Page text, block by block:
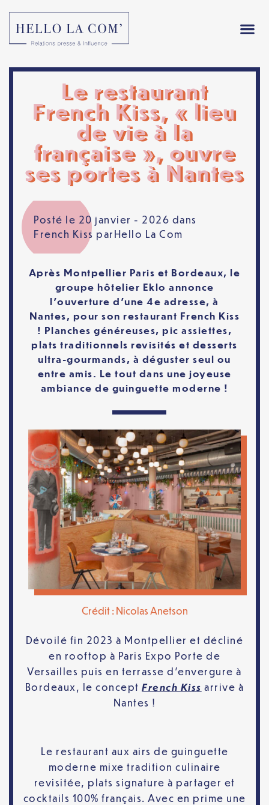
Le restaurant
French Kiss, « lieu
de vie à la
française », ouvre
ses portes à Nantes
Posté le 20 janvier - 2026 dans
French Kiss parHello La Com
Après Montpellier Paris et Bordeaux, le
groupe hôtelier Eklo annonce
l’ouverture d’une 4e adresse, à
Nantes, pour son restaurant French Kiss
! Planches généreuses, pic assiettes,
plats traditionnels revisités et desserts
ultra-gourmands, à déguster seul ou
entre amis. Le tout dans une joyeuse
ambiance de guinguette moderne !
Crédit : Nicolas Anetson
Dévoilé fin 2023 à Montpellier et décliné
en rooftop à Paris Expo Porte de
Versailles puis en terrasse d’envergure à
Bordeaux, le conceptFrench Kiss arrive à
Nantes !
Le restaurant aux airs de guinguette
moderne mixe tradition culinaire
revisitée, plats signature à partager et
cocktails 100% français. Avec en prime une